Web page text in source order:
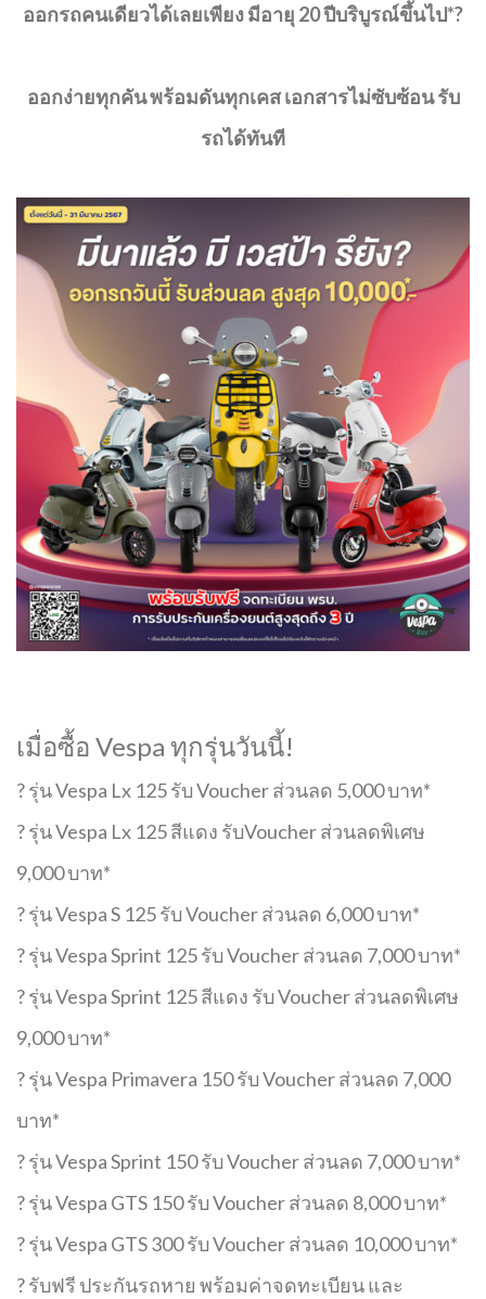
ออกรถคนเดียวได้เลยเพียง มีอายุ 20 ปีบริบูรณ์ขึ้นไป*?
ออกง่ายทุกคัน พร้อมดันทุกเคส เอกสารไม่ซับซ้อน รับ
รถได้ทันที
เมื่อซื้อ Vespa ทุกรุ่นวันนี้!
? รุ่น Vespa Lx 125 รับ Voucher ส่วนลด 5,000 บาท*
? รุ่น Vespa Lx 125 สีแดง รับVoucher ส่วนลดพิเศษ
9,000 บาท*
? รุ่น Vespa S 125 รับ Voucher ส่วนลด 6,000 บาท*
? รุ่น Vespa Sprint 125 รับ Voucher ส่วนลด 7,000 บาท*
? รุ่น Vespa Sprint 125 สีแดง รับ Voucher ส่วนลดพิเศษ
9,000 บาท*
? รุ่น Vespa Primavera 150 รับ Voucher ส่วนลด 7,000
บาท*
? รุ่น Vespa Sprint 150 รับ Voucher ส่วนลด 7,000 บาท*
? รุ่น Vespa GTS 150 รับ Voucher ส่วนลด 8,000 บาท*
? รุ่น Vespa GTS 300 รับ Voucher ส่วนลด 10,000 บาท*
? รับฟรี ประกันรถหาย พร้อมค่าจดทะเบียน และ